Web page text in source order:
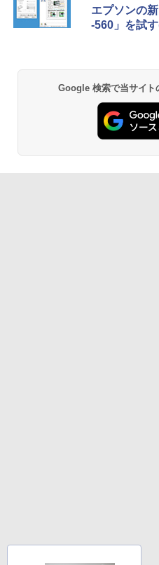
エプソンの
-560」を試
Google 検索で当サイト